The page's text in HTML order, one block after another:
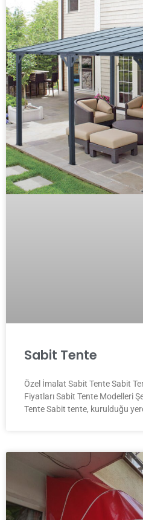
Sabit Tente
Özel İmalat Sabit Tente Sabit
Fiyatları Sabit Tente Modelleri
Tente Sabit tente, kurulduğu